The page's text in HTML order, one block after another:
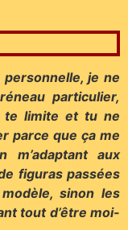
je ne
particulier,
te limite et tu ne
parce que ça me
aux
figuras passées
sinon les
tout d’être moi-